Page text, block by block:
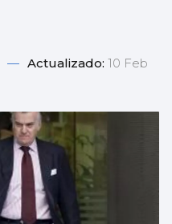
— Actualizado: 10 Feb